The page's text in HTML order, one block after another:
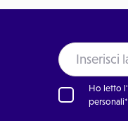
Ho letto l'
personali*